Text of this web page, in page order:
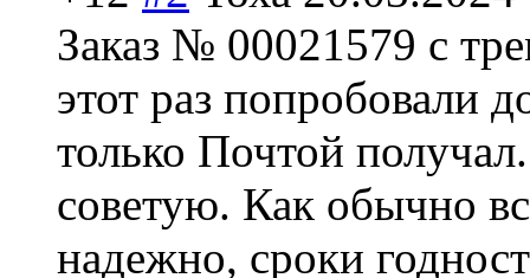
Заказ № 00021579 с
этот раз попробовали
только Почтой
советую. Как обычно
надежно, сроки